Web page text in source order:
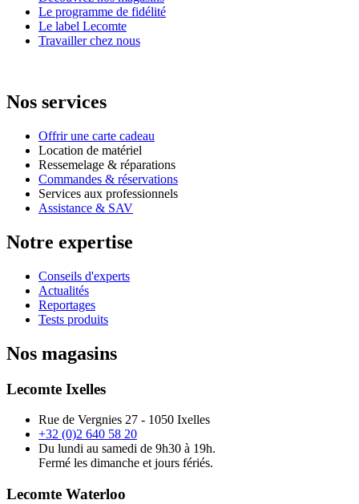
Le programme de fidélité
Le label Lecomte
Travailler chez nous
Nos services
Offrir une carte cadeau
Location de matériel
Ressemelage & réparations
Commandes & réservations
Services aux professionnels
Assistance & SAV
Notre expertise
Conseils d'experts
Actualités
Reportages
Tests produits
Nos magasins
Lecomte Ixelles
Rue de Vergnies 27 - 1050 Ixelles
+32 (0)2 640 58 20
Du lundi au samedi de 9h30 à 19h.
Fermé les dimanche et jours fériés.
Lecomte Waterloo